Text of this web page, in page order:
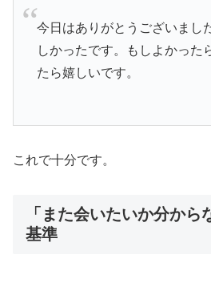
今日はありがとうございまし
しかったです。もしよかった
たら嬉しいです。
これで十分です。
「また会いたいか分から
基準